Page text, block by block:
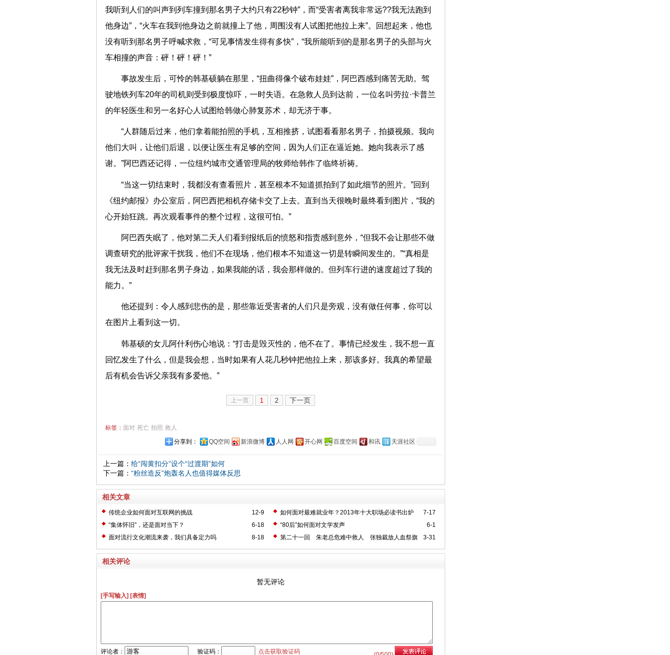
我听到人们的叫声到列车撞到那名男子大约只有22秒钟”，而“受害者离我非常远??我无法跑到
他身边”，“火车在我到他身边之前就撞上了他，周围没有人试图把他拉上来”。回想起来，他也
没有听到那名男子呼喊求救，“可见事情发生得有多快”，“我所能听到的是那名男子的头部与火
车相撞的声音：砰！砰！砰！”
事故发生后，可怜的韩基硕躺在那里，“扭曲得像个破布娃娃”，阿巴西感到痛苦无助。驾
驶地铁列车20年的司机则受到极度惊吓，一时失语。在急救人员到达前，一位名叫劳拉·卡普兰
的年轻医生和另一名好心人试图给韩做心肺复苏术，却无济于事。
“人群随后过来，他们拿着能拍照的手机，互相推挤，试图看看那名男子，拍摄视频。我向
他们大叫，让他们后退，以便让医生有足够的空间，因为人们正在逼近她。她向我表示了感
谢。”阿巴西还记得，一位纽约城市交通管理局的牧师给韩作了临终祈祷。
“当这一切结束时，我都没有查看照片，甚至根本不知道抓拍到了如此细节的照片。”回到
《纽约邮报》办公室后，阿巴西把相机存储卡交了上去。直到当天很晚时最终看到图片，“我的
心开始狂跳。再次观看事件的整个过程，这很可怕。”
阿巴西失眠了，他对第二天人们看到报纸后的愤怒和指责感到意外，“但我不会让那些不做
调查研究的批评家干扰我，他们不在现场，他们根本不知道这一切是转瞬间发生的。”“真相是
我无法及时赶到那名男子身边，如果我能的话，我会那样做的。但列车行进的速度超过了我的
能力。”
他还提到：令人感到悲伤的是，那些靠近受害者的人们只是旁观，没有做任何事，你可以
在图片上看到这一切。
韩基硕的女儿阿什利伤心地说：“打击是毁灭性的，他不在了。事情已经发生，我不想一直
回忆发生了什么，但是我会想，当时如果有人花几秒钟把他拉上来，那该多好。我真的希望最
后有机会告诉父亲我有多爱他。”
上一页 1 2 下一页
标签： 面对 死亡 拍照 救人
分享到：
QQ空间 新浪微博 人人网 开心网 百度空间 和讯 天涯社区
上一篇： 给“闯黄扣分”设个“过渡期”如何
下一篇： “粉丝造反”炮轰名人也值得媒体反思
相关文章
12-9
传统企业如何面对互联网的挑战 7-17
如何面对最难就业年？2013年十大职场必读书出炉
6-18
“集体怀旧”，还是面对当下？ 6-1
“80后”如何面对文学发声
8-18
面对流行文化潮流来袭，我们具备定力吗 3-31
第二十一回 朱老总危难中救人 张独裁放人血祭旗
相关评论
暂无评论
[手写输入] [表情]
评论者： 验证码： 点击获取验证码